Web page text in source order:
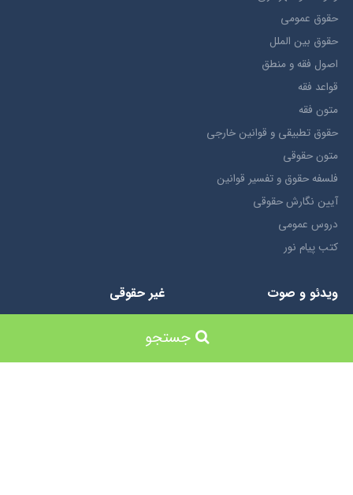
جستجو
حقوق عمومی
حقوق بين الملل
اصول فقه و منطق
قواعد فقه
متون فقه
حقوق تطبيقي و قوانین خارجی
متون حقوقي
فلسفه حقوق و تفسیر قوانین
آیین نگارش حقوقی
دروس عمومی
کتب پیام نور
ویدئو و صوت غیر حقوقی
کتب استخدامی